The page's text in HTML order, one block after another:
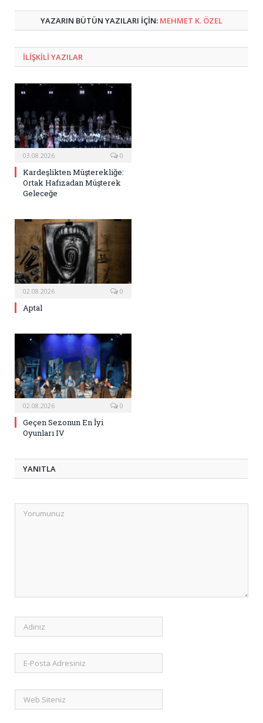
YAZARIN BÜTÜN YAZILARI IÇIN: MEHMET K. ÖZEL
ILIŞKILI YAZILAR
03.08.2026 0
Kardeşlikten Müşterekliğe:
Ortak Hafızadan Müşterek
Geleceğe
02.08.2026 0
Aptal
02.08.2026 0
Geçen Sezonun En İyi
Oyunları IV
YANITLA